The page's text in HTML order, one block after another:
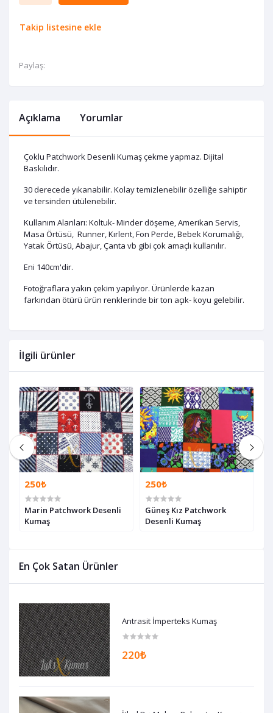
Takip listesine ekle
Paylaş:
En Çok Satan Ürünler
Antrasit İmperteks Kumaş
220₺
Açıklama Yorumlar
Çoklu Patchwork Desenli Kumaş çekme yapmaz. Dijital
Baskılıdır.
30 derecede yıkanabilir. Kolay temizlenebilir özelliğe sahiptir
ve tersinden ütülenebilir.
Kullanım Alanları: Koltuk- Minder döşeme, Amerikan Servis,
Masa Örtüsü, Runner, Kırlent, Fon Perde, Bebek Korumalığı,
Yatak Örtüsü, Abajur, Çanta vb gibi çok amaçlı kullanılır.
Eni 140cm'dir.
Fotoğraflara yakın çekim yapılıyor. Ürünlerde kazan
farkından ötürü ürün renklerinde bir ton açık- koyu gelebilir.
İlgili ürünler
250₺
Marin Patchwork Desenli
Kumaş
250₺
Güneş Kız Patchwork
Desenli Kumaş